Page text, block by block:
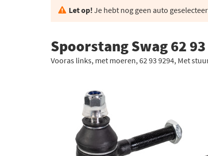
Let op! Je hebt nog geen auto
Spoorstang Swag 62
Vooras links, met moeren, 62 93 9294, Met